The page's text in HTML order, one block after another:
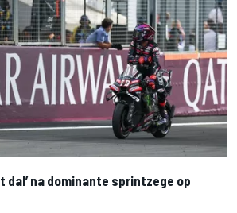
dal’ na dominante sprintzege op